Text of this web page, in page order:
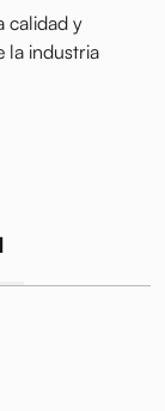
calidad y
la industria